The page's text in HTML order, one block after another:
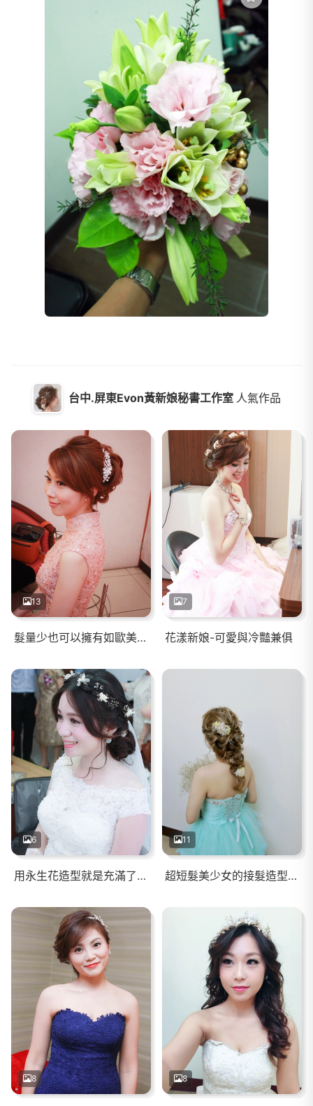
台中.屏東Evon黃新娘秘書工作室 人氣作品
13
髮量少也可以擁有如歐美雜誌般，髮量豐盈的美麗造型
7
花漾新娘-可愛與冷豔兼俱
6
用永生花造型就是充滿了仙氣
11
超短髮美少女的接髮造型初體驗
8 8